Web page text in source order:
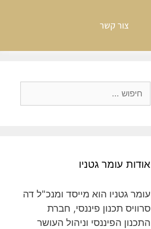
צור קשר
אודות עומר גטניו
עומר גטניו הוא מייסד ומנכ"ל דה
סרוויס תכנון פיננסי, חברת
התכנון הפיננסי וניהול העושר